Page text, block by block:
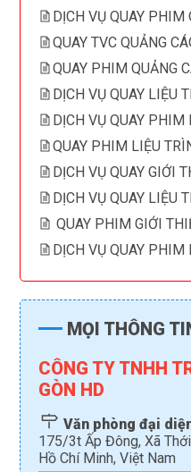
DỊCH VỤ QUAY PHIM
QUAY TVC QUẢNG
QUAY PHIM QUẢNG
DỊCH VỤ QUAY LIỆU
DỊCH VỤ QUAY PHIM
QUAY PHIM LIỆU
DỊCH VỤ QUAY GIỚI
DỊCH VỤ QUAY LIỆU
QUAY PHIM GIỚI
DỊCH VỤ QUAY PHIM
MỌI THÔNG
CÔNG TY TNHH
GÒN HD
Văn phòng đại
175/3t Ấp Đông, Xã
Hồ Chí Minh, Việt Nam